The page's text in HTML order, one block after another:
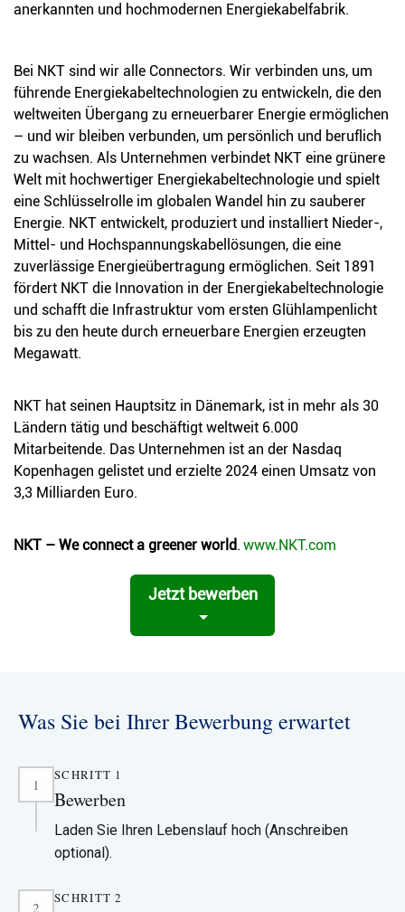
anerkannten und hochmodernen Energiekabelfabrik.
Bei NKT sind wir alle Connectors. Wir verbinden uns, um
führende Energiekabeltechnologien zu entwickeln, die den
weltweiten Übergang zu erneuerbarer Energie ermöglichen
– und wir bleiben verbunden, um persönlich und beruflich
zu wachsen. Als Unternehmen verbindet NKT eine grünere
Welt mit hochwertiger Energiekabeltechnologie und spielt
eine Schlüsselrolle im globalen Wandel hin zu sauberer
Energie. NKT entwickelt, produziert und installiert Nieder-,
Mittel- und Hochspannungskabellösungen, die eine
zuverlässige Energieübertragung ermöglichen. Seit 1891
fördert NKT die Innovation in der Energiekabeltechnologie
und schafft die Infrastruktur vom ersten Glühlampenlicht
bis zu den heute durch erneuerbare Energien erzeugten
Megawatt.
NKT hat seinen Hauptsitz in Dänemark, ist in mehr als 30
Ländern tätig und beschäftigt weltweit 6.000
Mitarbeitende. Das Unternehmen ist an der Nasdaq
Kopenhagen gelistet und erzielte 2024 einen Umsatz von
3,3 Milliarden Euro.
NKT – We connect a greener world. www.NKT.com
Jetzt bewerben
Was Sie bei Ihrer Bewerbung erwartet
1
SCHRITT 1
Bewerben
Laden Sie Ihren Lebenslauf hoch (Anschreiben
optional).
Lesen Sie die Stellenanzeige sorgfältig durch und
2
SCHRITT 2